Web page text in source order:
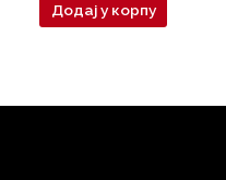
Додај у корпу